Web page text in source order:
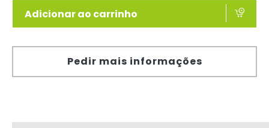
Adicionar ao carrinho
Pedir mais informações